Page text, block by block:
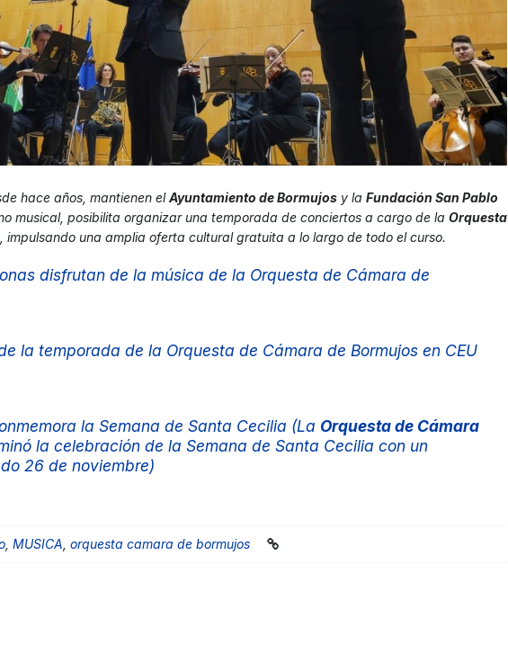
hace años, mantienen elAyuntamiento de Bormujos y la Fundación San Pablo
musical, posibilita organizar una temporada de conciertos a cargo de la Orquesta
, impulsando una amplia oferta cultural gratuita a lo largo de todo el curso.
disfrutan de la música de la Orquesta de Cámara de
la temporada de la Orquesta de Cámara de Bormujos en CEU
la Semana de Santa Cecilia (La Orquesta de Cámara
la celebración de la Semana de Santa Cecilia con un
26 de noviembre)
, MUSICA, orquesta camara de bormujos